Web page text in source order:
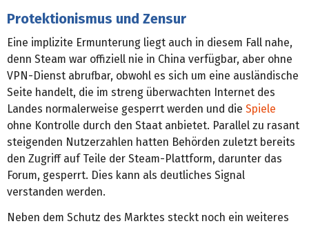
Protektionismus und Zensur
Eine implizite Ermunterung liegt auch in diesem Fall nahe,
denn Steam war offiziell nie in China verfügbar, aber ohne
VPN-Dienst abrufbar, obwohl es sich um eine ausländische
Seite handelt, die im streng überwachten Internet des
Landes normalerweise gesperrt werden und die Spiele
ohne Kontrolle durch den Staat anbietet. Parallel zu rasant
steigenden Nutzerzahlen hatten Behörden zuletzt bereits
den Zugriff auf Teile der Steam-Plattform, darunter das
Forum, gesperrt. Dies kann als deutliches Signal
verstanden werden.
Neben dem Schutz des Marktes steckt noch ein weiteres